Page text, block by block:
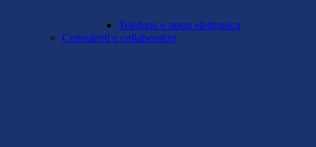
Telefono e posta elettronica
Consulenti e collaboratori